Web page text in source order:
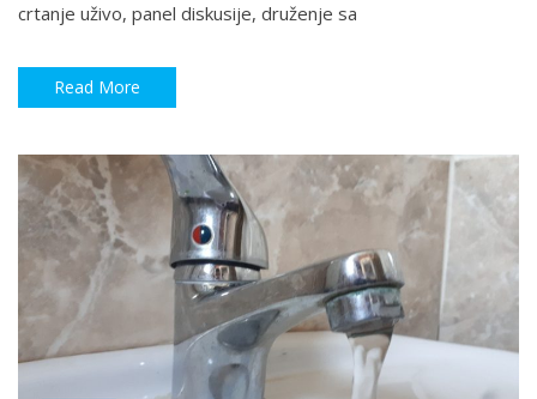
crtanje uživo, panel diskusije, druženje sa
Read More